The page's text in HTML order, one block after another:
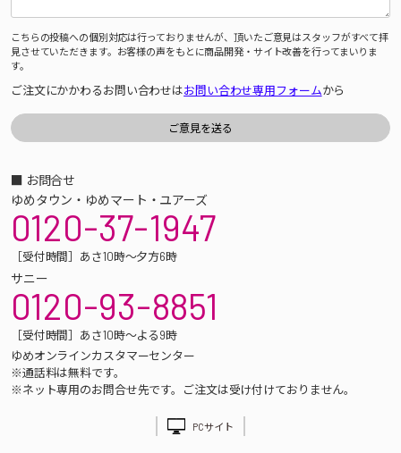
こちらの投稿への個別対応は行っておりませんが、頂いたご意見はスタッフがすべて拝
見させていただきます。お客様の声をもとに商品開発・サイト改善を行ってまいりま
す。
ご注文にかかわるお問い合わせはお問い合わせ専用フォームから
■ お問合せ
ゆめタウン・ゆめマート・ユアーズ
0120-37-1947
［受付時間］あさ10時～夕方6時
サニー
0120-93-8851
［受付時間］あさ10時～よる9時
ゆめオンラインカスタマーセンター
※通話料は無料です。
※ネット専用のお問合せ先です。ご注文は受け付けておりません。
PCサイト